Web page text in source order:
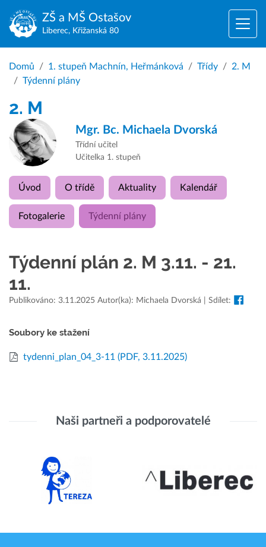
ZŠ a MŠ Ostašov
Liberec, Křižanská 80
Domů 1. stupeň Machnín, Heřmánková Třídy
2. M
Týdenní plány
2. M
Mgr. Bc. Michaela Dvorská
Třídní učitel
Učitelka 1. stupeň
Úvod O třídě Aktuality Kalendář
Fotogalerie Týdenní plány
Týdenní plán 2. M 3.11. - 21.
11.
Publikováno: 3.11.2025 Autor(ka): Michaela Dvorská | Sdílet:
Soubory ke stažení
tydenni_plan_04_3-11 (PDF, 3.11.2025)
Naši partneři a podporovatelé